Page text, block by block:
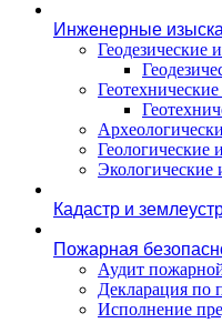
Инженерные
Геодезические
Геологические
Экологические
Кадастр и
Пожарная
Аудит
Декларация по
Исполнение